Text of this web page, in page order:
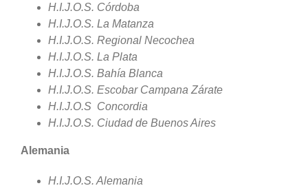
H.I.J.O.S. Córdoba
H.I.J.O.S. La Matanza
H.I.J.O.S. Regional Necochea
H.I.J.O.S. La Plata
H.I.J.O.S. Bahía Blanca
H.I.J.O.S. Escobar Campana Zárate
H.I.J.O.S Concordia
H.I.J.O.S. Ciudad de Buenos Aires
Alemania
H.I.J.O.S. Alemania